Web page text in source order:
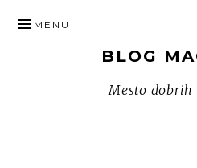
TO
BLOG
Mesto dobrih
MENU